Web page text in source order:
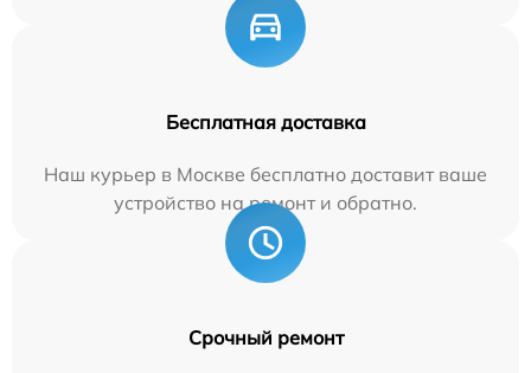
Бесплатная доставка
Наш курьер в Москве бесплатно доставит ваше
устройство на ремонт и обратно.
Срочный ремонт